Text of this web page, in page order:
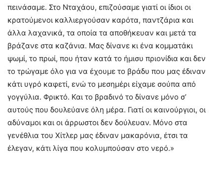
πεινάσαμε. Στο Νταχάου, επιζούσαμε γιατί οι ίδιοι οι
κρατούμενοι καλλιεργούσαν καρότα, παντζάρια και
άλλα λαχανικά, τα οποία τα αποθήκευαν και μετά τα
βράζανε στα καζάνια. Μας δίνανε κι ένα κομματάκι
ψωμί, το πρωί, που ήταν κατά το ήμισυ πριονίδια και δεν
το τρώγαμε όλο για να έχουμε το βράδυ που μας έδιναν
κάτι υγρό καφετί, ενώ το μεσημέρι είχαμε σούπα από
γογγύλια. Φρικτό. Και το βραδινό το δίνανε μόνο σ’
αυτούς που δουλεύανε όλη μέρα. Γιατί οι καινούργιοι, οι
αδύναμοι και οι άρρωστοι δεν δούλευαν. Μόνο στα
γενέθλια του Χίτλερ μας έδιναν μακαρόνια, έτσι τα
έλεγαν, κάτι λίγα που κολυμπούσαν στο νερό.»